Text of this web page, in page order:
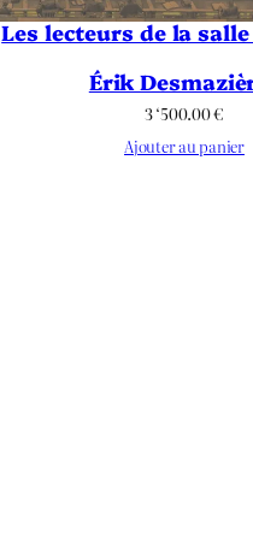
Les lecteurs de la
Érik
3 ‘500.00€
Ajouter au panier